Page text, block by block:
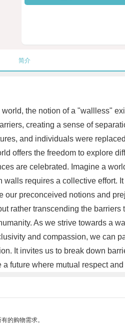
简介
the notion of a "wallless"
creating a sense of
and individuals were
offers the freedom to explore
are celebrated. Imagine a
requires a collective effort.
our preconceived notions and
rather transcending the
As we strive towards a
and compassion, we can
It invites us to break down
future where mutual respect
的购物需求。